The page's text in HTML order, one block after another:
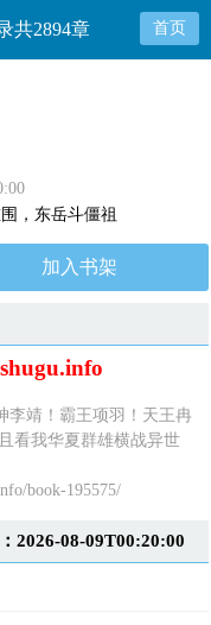
共2894章 首页
，东岳斗僵祖
加入书架
李靖！霸王项羽！天王冉
看我华夏群雄横战异世
book-195575/
2026-08-09T00:20:00